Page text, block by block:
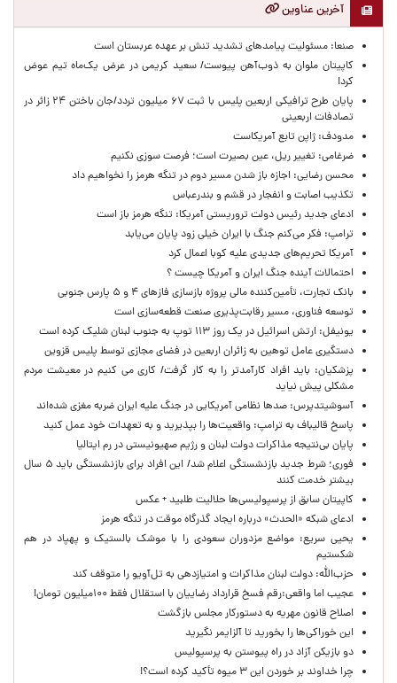
آخرین عناوین
صنعا: مسئولیت پیامدهای تشدید تنش بر عهده عربستان است
کاپیتان ملوان به ذوب‌آهن پیوست/ سعید کریمی در عرض یک‌ماه تیم عوض
کرد!
پایان طرح ترافیکی اربعین پلیس با ثبت ۶۷ میلیون تردد/جان باختن ۲۴ زائر در
تصادفات اربعینی
مدودف: ژاپن تابع آمریکاست
ضرغامی: تغییر ریل، عین بصیرت است؛ فرصت سوزی نکنیم
محسن رضایی: اجازه باز شدن مسیر دوم در تنگه هرمز را نخواهیم داد
تکذیب اصابت و انفجار در قشم و بندرعباس
ادعای جدید رئیس دولت تروریستی آمریکا: تنگه هرمز باز است
ترامپ: فکر می‌کنم جنگ با ایران خیلی زود پایان می‌یابد
آمریکا تحریم‌های جدیدی علیه کوبا اعمال کرد
احتمالات آینده جنگ ایران و آمریکا چیست ؟
بانک تجارت، تأمین‌کننده مالی پروژه بازسازی فازهای ۴ و ۵ پارس جنوبی
توسعه فناوری، مسیر رقابت‌پذیری صنعت قطعه‌سازی است
یونیفل: ارتش اسرائیل در یک روز ۱۱۳ توپ به جنوب لبنان شلیک کرده است
دستگیری عامل توهین به زائران اربعین در فضای مجازی توسط پلیس قزوین
پزشکیان: باید افراد کارآمدتر را به کار گرفت/ کاری می کنیم در معیشت مردم
مشکلی پیش نیاید
آسوشیتدپرس: صدها نظامی آمریکایی در جنگ علیه ایران ضربه مغزی شده‌اند
پاسخ قالیباف به ترامپ: واقعیت‌ها را بپذیرید و به تعهدات خود عمل کنید
پایان بی‌نتیجه مذاکرات دولت لبنان و رژیم صهیونیستی در رم ایتالیا
فوری؛ شرط جدید بازنشستگی اعلام شد/ این افراد برای بازنشستگی باید ۵ سال
بیشتر خدمت کنند
کاپیتان سابق از پرسپولیسی‌ها حلالیت طلبید + عکس
ادعای شبکه «الحدث» درباره ایجاد گذرگاه موقت در تنگه هرمز
یحیی سریع: مواضع مزدوران سعودی را با موشک بالستیک و پهپاد در هم
شکستیم
حزب‌الله: دولت لبنان مذاکرات و امتیازدهی به تل‌آویو را متوقف کند
عجیب اما واقعی:رقم فسخ قرارداد رضاییان با استقلال فقط ۱۰۰میلیون تومان!
اصلاح قانون مهریه به دستورکار مجلس بازگشت
این خوراکی‌ها را بخورید تا آلزایمر نگیرید
دو بازیکن آزاد در راه پیوستن به پرسپولیس
چرا خداوند بر خوردن این ۳ میوه تأکید کرده است؟!